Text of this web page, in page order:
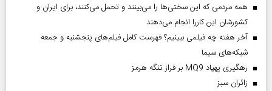
همه مردمی که این سختی‌ها را می‌بینند و تحمل می‌کنند، برای ایران و
کشورشان این کاررا انجام می‌دهند
آخر هفته چه فیلمی ببینیم؟ فهرست کامل فیلم‌های پنجشنبه و جمعه
شبکه‌های سیما
رهگیری پهپاد MQ9 بر فراز تنگه هرمز
‌زائران سبز